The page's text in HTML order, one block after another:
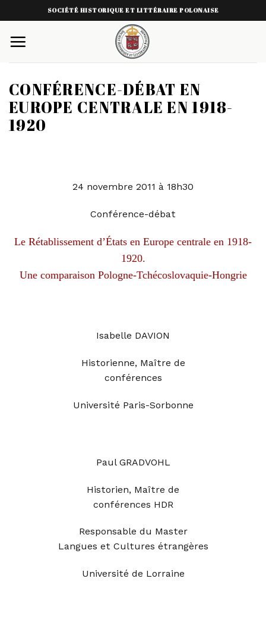
to
content
SOCIÉTÉ HISTORIQUE ET LITTÉRAIRE POLONAISE
CONFÉRENCE-DÉBAT EN
EUROPE CENTRALE EN 1918-
1920
24 novembre 2011 à 18h30
Conférence-débat
Le Rétablissement d’États en Europe centrale en 1918-
1920.
Une comparaison Pologne-Tchécoslovaquie-Hongrie
Isabelle DAVION
Historienne, Maître de
conférences
Université Paris-Sorbonne
Paul GRADVOHL
Historien, Maître de
conférences HDR
Responsable du Master
Langues et Cultures étrangères
Université de Lorraine